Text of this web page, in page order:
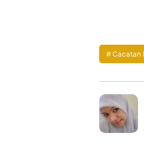
Cacatan